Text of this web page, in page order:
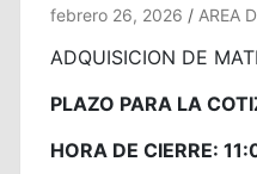
febrero 26, 2026 AREA
ADQUISICION DE
PLAZO PARA LA
HORA DE CIERRE: